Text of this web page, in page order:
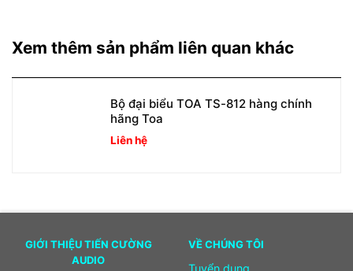
Xem thêm sản phẩm liên quan khác
Bộ đại biểu TOA TS-812 hàng chính
hãng Toa
Liên hệ
GIỚI THIỆU TIẾN CƯỜNG
AUDIO
VỀ CHÚNG TÔI
Tuyển dụng